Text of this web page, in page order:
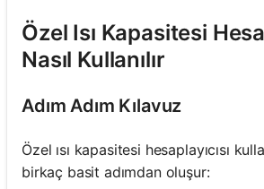
Özel Isı Kapasitesi
Nasıl Kullanılır
Adım Adım Kılavuz
Özel ısı kapasitesi hesaplayıcısı
birkaç basit adımdan oluşur: